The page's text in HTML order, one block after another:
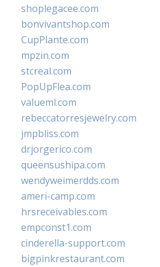
shoplegacee.com
bonvivantshop.com
CupPlante.com
mpzin.com
stcreal.com
PopUpFlea.com
valueml.com
rebeccatorresjewelry.com
jmpbliss.com
drjorgerico.com
queensushipa.com
wendyweimerdds.com
ameri-camp.com
hrsreceivables.com
empconst1.com
cinderella-support.com
bigpinkrestaurant.com